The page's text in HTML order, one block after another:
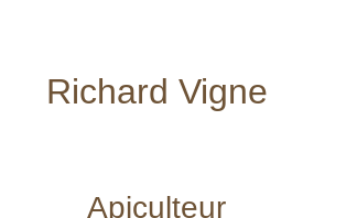
Richard Vigne
Apiculteur